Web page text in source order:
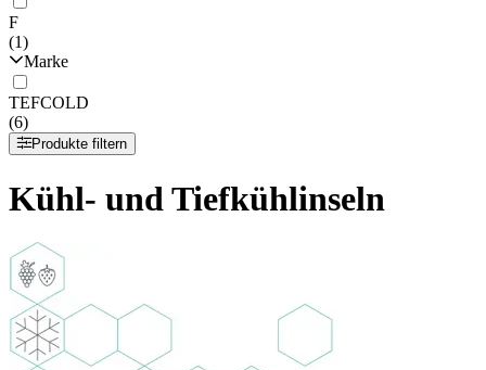
F
(1)
Marke
TEFCOLD
(6)
Produkte filtern
Kühl- und Tiefkühlinseln